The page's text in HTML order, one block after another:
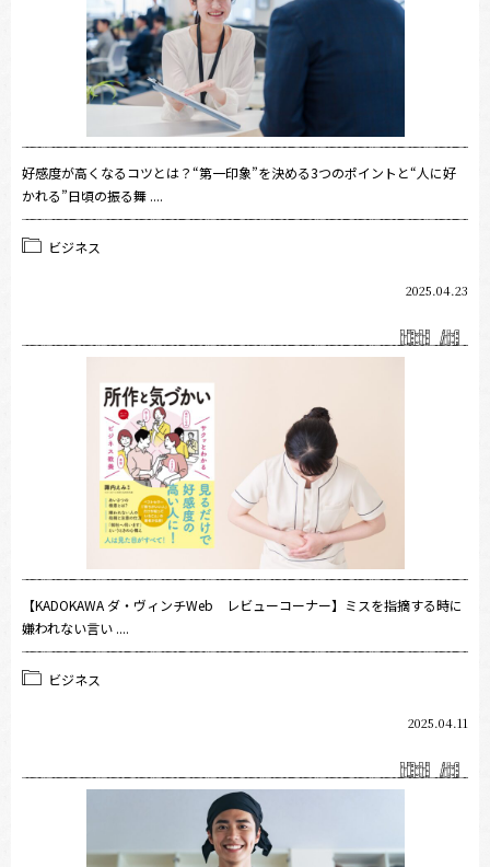
好感度が高くなるコツとは？“第一印象”を決める3つのポイントと“人に好
かれる”日頃の振る舞 ....
ビジネス
2025.04.23
【KADOKAWA ダ・ヴィンチWeb レビューコーナー】ミスを指摘する時に
嫌われない言い ....
ビジネス
2025.04.11